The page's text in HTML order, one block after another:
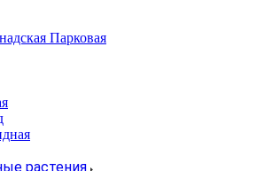
Парковая
растения